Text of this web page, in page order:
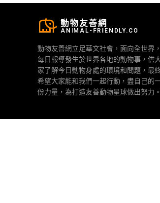
動物友善網
ANIMAL-FRIENDLY.CO
動物友善網立足華文社會，面向全世界，
每日報導發生於世界各地的動物事，供
家了解今日動物身處的環境和問題，最
希望大家能和我們一起行動，盡自己的
份力量，為打造友善動物星球做出努力。